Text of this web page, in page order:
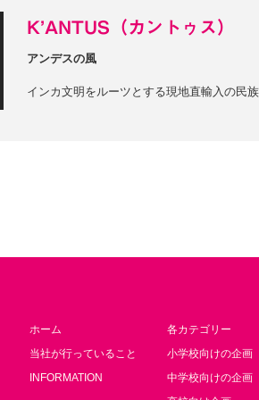
K’ANTUS（カントゥス）
アンデスの風
インカ文明をルーツとする現地直輸入の民
ホーム
当社が行っていること
INFORMATION
各カテゴリー
小学校向けの企画
中学校向けの企画